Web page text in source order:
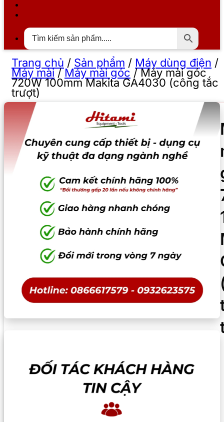
Trang chủ / Sản phẩm / Máy dùng điện /
Máy mài/Máy mài góc /Máy mài góc
720W 100mm Makita GA4030 (công tắc
trượt)